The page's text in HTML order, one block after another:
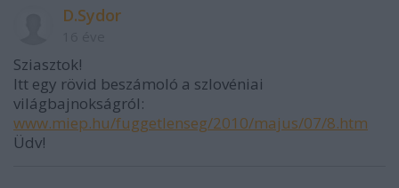
D.Sydor
Sziasztok!
Itt egy rövid beszámoló a szlovéniai
világbajnokságról:
www.miep.hu/fuggetlenseg/2010/majus/07/8.htm
Üdv!